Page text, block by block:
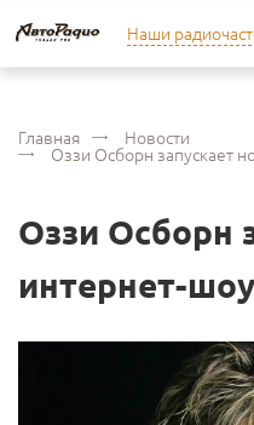
Наши
Главная Новости
Оззи Осборн запускает
Оззи Осборн
интернет-шоу